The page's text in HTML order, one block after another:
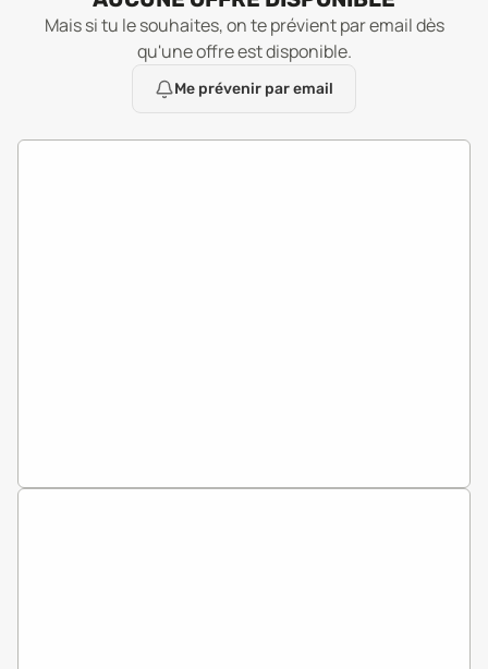
Mais si tu le souhaites, on te prévient par email dès
qu'une offre est disponible.
Me prévenir par email